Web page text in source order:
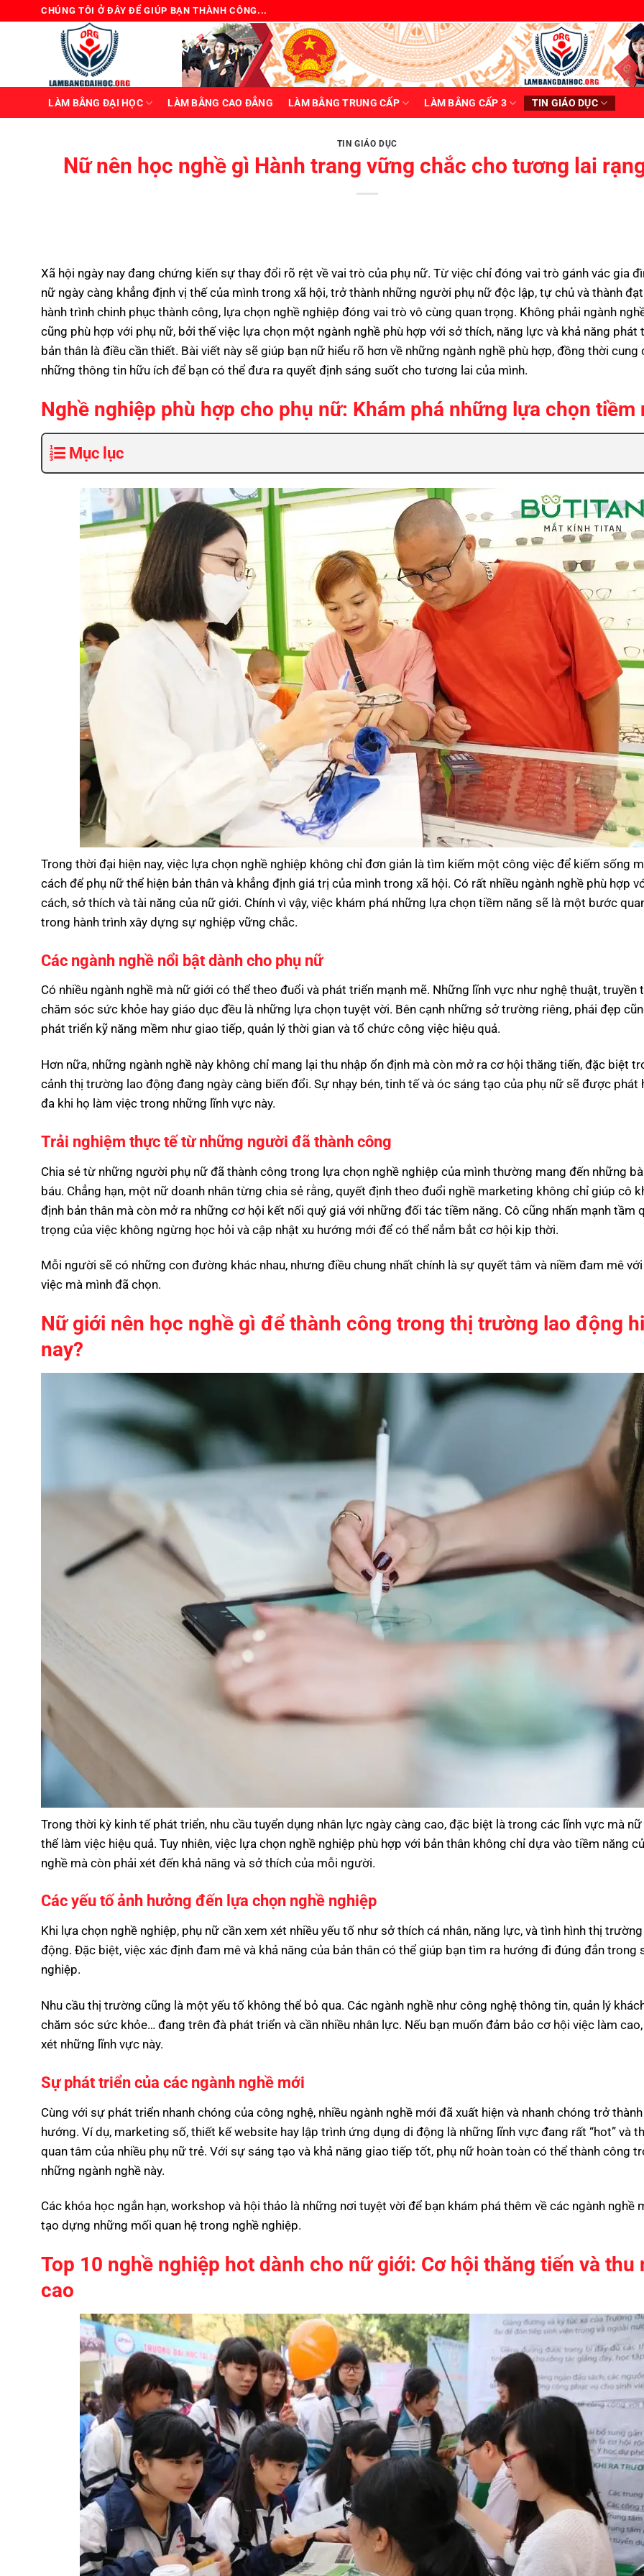
CHÚNG TÔI Ở ĐÂY ĐỂ GIÚP BẠN THÀNH CÔNG...
LÀM BẰNG ĐẠI HỌC LÀM BẰNG CAO ĐẲNG LÀM BẰNG TRUNG CẤP LÀM BẰNG CẤP 3 TIN GIÁO DỤC
TIN GIÁO DỤC
Nữ nên học nghề gì Hành trang vững chắc cho tương lai
Xã hội ngày nay đang chứng kiến ​​sự thay đổi rõ rệt về vai trò của phụ nữ. Từ việc chỉ đóng vai trò gánh vác gia
nữ ngày càng khẳng định vị thế của mình trong xã hội, trở thành những người phụ nữ độc lập, tự chủ và thành
hành trình chinh phục thành công, lựa chọn nghề nghiệp đóng vai trò vô cùng quan trọng. Không phải ngành
cũng phù hợp với phụ nữ, bởi thế việc lựa chọn một ngành nghề phù hợp với sở thích, năng lực và khả năng phát
bản thân là điều cần thiết. Bài viết này sẽ giúp bạn nữ hiểu rõ hơn về những ngành nghề phù hợp, đồng thời cung
những thông tin hữu ích để bạn có thể đưa ra quyết định sáng suốt cho tương lai của mình.
Nghề nghiệp phù hợp cho phụ nữ: Khám phá những lựa chọn tiềm
Mục lục
Trong thời đại hiện nay, việc lựa chọn nghề nghiệp không chỉ đơn giản là tìm kiếm một công việc để kiếm sống
cách để phụ nữ thể hiện bản thân và khẳng định giá trị của mình trong xã hội. Có rất nhiều ngành nghề phù hợp
cách, sở thích và tài năng của nữ giới. Chính vì vậy, việc khám phá những lựa chọn tiềm năng sẽ là một bước
trong hành trình xây dựng sự nghiệp vững chắc.
Các ngành nghề nổi bật dành cho phụ nữ
Có nhiều ngành nghề mà nữ giới có thể theo đuổi và phát triển mạnh mẽ. Những lĩnh vực như nghệ thuật, truyền
chăm sóc sức khỏe hay giáo dục đều là những lựa chọn tuyệt vời. Bên cạnh những sở trường riêng, phái đẹp
phát triển kỹ năng mềm như giao tiếp, quản lý thời gian và tổ chức công việc hiệu quả.
Hơn nữa, những ngành nghề này không chỉ mang lại thu nhập ổn định mà còn mở ra cơ hội thăng tiến, đặc biệt
cảnh thị trường lao động đang ngày càng biến đổi. Sự nhạy bén, tinh tế và óc sáng tạo của phụ nữ sẽ được phát
đa khi họ làm việc trong những lĩnh vực này.
Trải nghiệm thực tế từ những người đã thành công
Chia sẻ từ những người phụ nữ đã thành công trong lựa chọn nghề nghiệp của mình thường mang đến những
báu. Chẳng hạn, một nữ doanh nhân từng chia sẻ rằng, quyết định theo đuổi nghề marketing không chỉ giúp cô
định bản thân mà còn mở ra những cơ hội kết nối quý giá với những đối tác tiềm năng. Cô cũng nhấn mạnh tầm
trọng của việc không ngừng học hỏi và cập nhật xu hướng mới để có thể nắm bắt cơ hội kịp thời.
Mỗi người sẽ có những con đường khác nhau, nhưng điều chung nhất chính là sự quyết tâm và niềm đam mê
việc mà mình đã chọn.
Nữ giới nên học nghề gì để thành công trong thị trường lao động
nay?
Trong thời kỳ kinh tế phát triển, nhu cầu tuyển dụng nhân lực ngày càng cao, đặc biệt là trong các lĩnh vực mà
thể làm việc hiệu quả. Tuy nhiên, việc lựa chọn nghề nghiệp phù hợp với bản thân không chỉ dựa vào tiềm năng
nghề mà còn phải xét đến khả năng và sở thích của mỗi người.
Các yếu tố ảnh hưởng đến lựa chọn nghề nghiệp
Khi lựa chọn nghề nghiệp, phụ nữ cần xem xét nhiều yếu tố như sở thích cá nhân, năng lực, và tình hình thị
động. Đặc biệt, việc xác định đam mê và khả năng của bản thân có thể giúp bạn tìm ra hướng đi đúng đắn trong
nghiệp.
Nhu cầu thị trường cũng là một yếu tố không thể bỏ qua. Các ngành nghề như công nghệ thông tin, quản lý
chăm sóc sức khỏe… đang trên đà phát triển và cần nhiều nhân lực. Nếu bạn muốn đảm bảo cơ hội việc làm
xét những lĩnh vực này.
Sự phát triển của các ngành nghề mới
Cùng với sự phát triển nhanh chóng của công nghệ, nhiều ngành nghề mới đã xuất hiện và nhanh chóng trở
hướng. Ví dụ, marketing số, thiết kế website hay lập trình ứng dụng di động là những lĩnh vực đang rất “hot” và
quan tâm của nhiều phụ nữ trẻ. Với sự sáng tạo và khả năng giao tiếp tốt, phụ nữ hoàn toàn có thể thành công
những ngành nghề này.
Các khóa học ngắn hạn, workshop và hội thảo là những nơi tuyệt vời để bạn khám phá thêm về các ngành nghề
tạo dựng những mối quan hệ trong nghề nghiệp.
Top 10 nghề nghiệp hot dành cho nữ giới: Cơ hội thăng tiến và thu
cao